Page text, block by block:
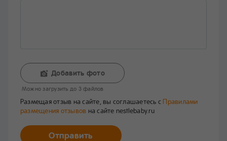
Добавить фото
Mожно загрузить до 3 файлов
Размещая отзыв на сайте, вы соглашаетесь с Правилами
размещения отзывов на сайте nestlebaby.ru
Отправить